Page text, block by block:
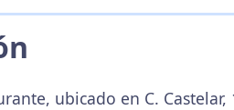
ubicado en C.